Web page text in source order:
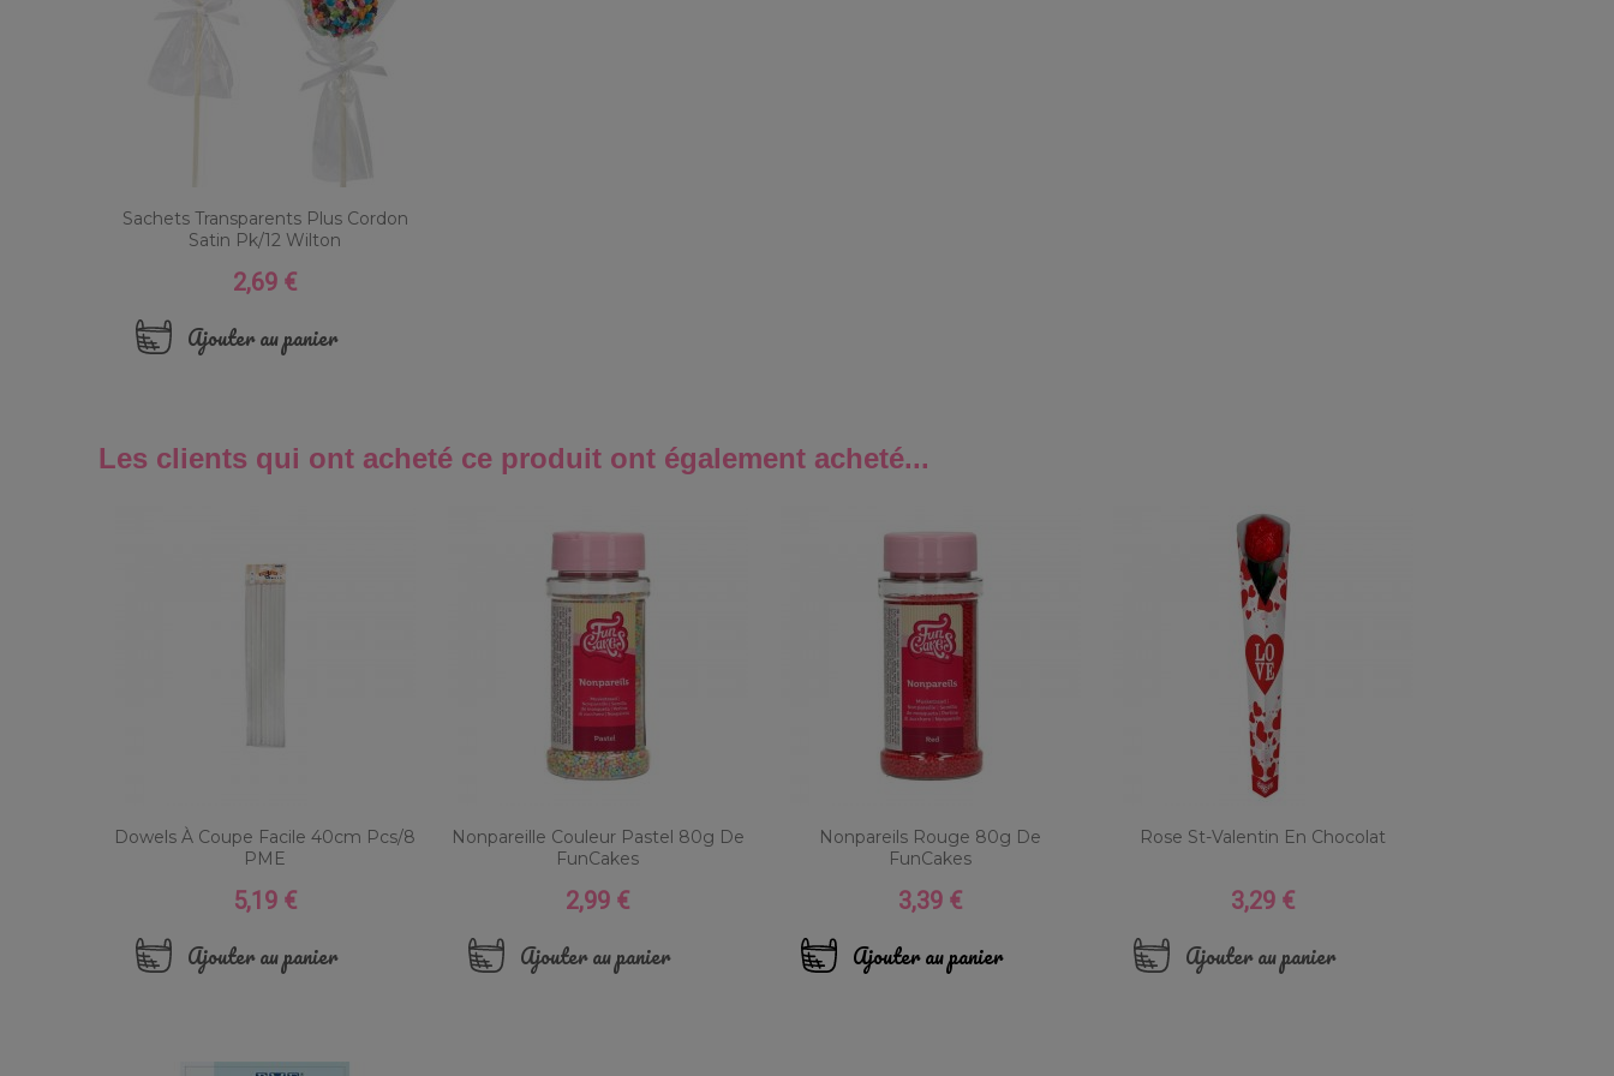
Sachets Transparents Plus Cordon
Satin Pk/12 Wilton
Prix
2,69 €
Ajouter au panier
Les clients qui ont acheté ce produit ont également acheté...
Dowels À Coupe Facile 40cm Pcs/8
PME
Prix
5,19 €
Ajouter au panier
Nonpareille Couleur Pastel 80g De
FunCakes
Prix
2,99 €
Ajouter au panier
Nonpareils Rouge 80g De
FunCakes
Prix
3,39 €
Ajouter au panier
Rose St-Valentin En Chocolat
Prix
3,29 €
Ajouter au panier